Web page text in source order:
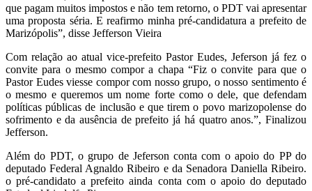
que pagam muitos impostos e não tem retorno, o PDT vai apresentar
uma proposta séria. E reafirmo minha pré-candidatura a prefeito de
Marizópolis”, disse Jefferson Vieira
Com relação ao atual vice-prefeito Pastor Eudes, Jeferson já fez o
convite para o mesmo compor a chapa “Fiz o convite para que o
Pastor Eudes viesse compor com nosso grupo, o nosso sentimento é
o mesmo e queremos um nome forte como o dele, que defendam
políticas públicas de inclusão e que tirem o povo marizopolense do
sofrimento e da ausência de prefeito já há quatro anos.”, Finalizou
Jefferson.
Além do PDT, o grupo de Jeferson conta com o apoio do PP do
deputado Federal Agnaldo Ribeiro e da Senadora Daniella Ribeiro.
o pré-candidato a prefeito ainda conta com o apoio do deputado